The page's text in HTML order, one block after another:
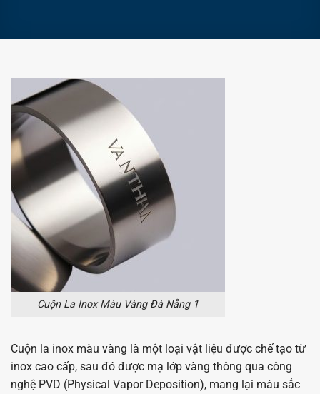
Cuộn La Inox Màu Vàng Đà Nẵng 1
Cuộn la inox màu vàng là một loại vật liệu được chế tạo từ
inox cao cấp, sau đó được mạ lớp vàng thông qua công
nghệ PVD (Physical Vapor Deposition), mang lại màu sắc